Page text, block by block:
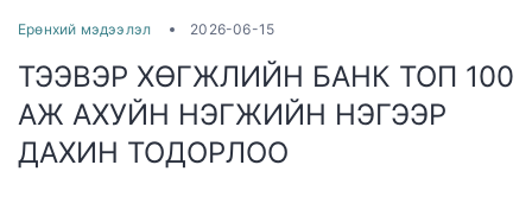
Ерөнхий мэдээлэл 2026-06-15
ТЭЭВЭР ХӨГЖЛИЙН БАНК ТОП 100
АЖ АХУЙН НЭГЖИЙН НЭГЭЭР
ДАХИН ТОДОРЛОО